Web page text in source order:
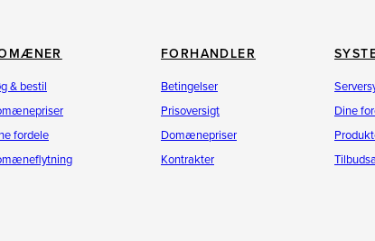
& bestil
fordele
FORHANDLER
Betingelser
Prisoversigt
Domænepriser
Kontrakter
Dine